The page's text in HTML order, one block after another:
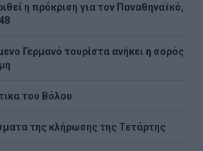
η πρόκριση για τον Παναθηναϊκό,
Γερμανό τουρίστα ανήκει η σορός
του Βόλου
της κλήρωσης της Τετάρτης